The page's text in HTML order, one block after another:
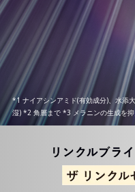
*1 ナイアシンアミド(有効成分)、水添
湿) *2 角層まで *3 メラニンの生成を